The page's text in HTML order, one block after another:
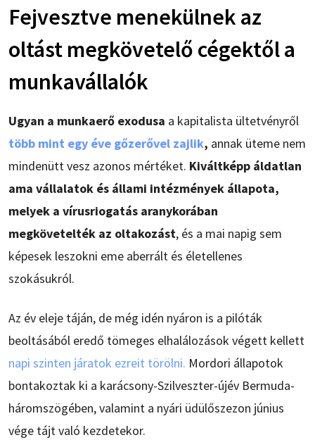
Fejvesztve menekülnek az
oltást megkövetelő cégektől a
munkavállalók
Ugyan a munkaerő exodusa a kapitalista ültetvényről
több mint egy éve gőzerővel zajlik, annak üteme nem
mindenütt vesz azonos mértéket. Kiváltképp áldatlan
ama vállalatok és állami intézmények állapota,
melyek a vírusriogatás aranykorában
megkövetelték az oltakozást, és a mai napig sem
képesek leszokni eme aberrált és életellenes
szokásukról.
Az év eleje táján, de még idén nyáron is a pilóták
beoltásából eredő tömeges elhalálozások végett kellett
napi szinten járatok ezreit törölni. Mordori állapotok
bontakoztak ki a karácsony-Szilveszter-újév Bermuda-
háromszögében, valamint a nyári üdülőszezon június
vége tájt való kezdetekor.